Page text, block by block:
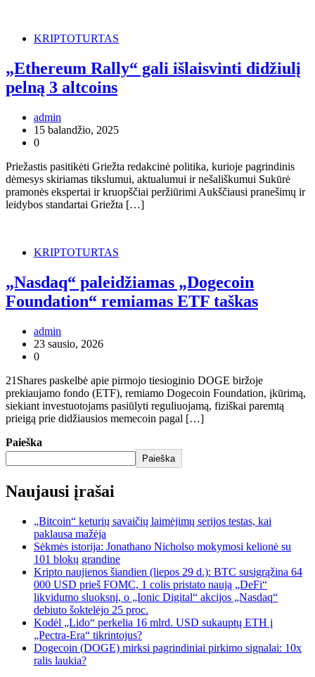
KRIPTOTURTAS
„Ethereum Rally“ gali išlaisvinti didžiulį
pelną 3 altcoins
admin
15 balandžio, 2025
0
Priežastis pasitikėti Griežta redakcinė politika, kurioje pagrindinis
dėmesys skiriamas tikslumui, aktualumui ir nešališkumui Sukūrė
pramonės ekspertai ir kruopščiai peržiūrimi Aukščiausi pranešimų ir
leidybos standartai Griežta […]
KRIPTOTURTAS
„Nasdaq“ paleidžiamas „Dogecoin
Foundation“ remiamas ETF taškas
admin
23 sausio, 2026
0
21Shares paskelbė apie pirmojo tiesioginio DOGE biržoje
prekiaujamo fondo (ETF), remiamo Dogecoin Foundation, įkūrimą,
siekiant investuotojams pasiūlyti reguliuojamą, fiziškai paremtą
prieigą prie didžiausios memecoin pagal […]
Paieška
Paieška
Naujausi įrašai
„Bitcoin“ keturių savaičių laimėjimų serijos testas, kai
paklausa mažėja
Sėkmės istorija: Jonathano Nicholso mokymosi kelionė su
101 blokų grandine
Kripto naujienos šiandien (liepos 29 d.): BTC susigrąžina 64
000 USD prieš FOMC, 1 colis pristato naują „DeFi“
likvidumo sluoksnį, o „Ionic Digital“ akcijos „Nasdaq“
debiuto šoktelėjo 25 proc.
Kodėl „Lido“ perkelia 16 mlrd. USD sukauptų ETH į
„Pectra-Era“ tikrintojus?
Dogecoin (DOGE) mirksi pagrindiniai pirkimo signalai: 10x
ralis laukia?